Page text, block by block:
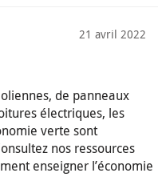
21 avril 2022
de panneaux
électriques, les
verte sont
nos ressources
enseigner l’économie